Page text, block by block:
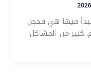
تبدأ فيها هي فحص
كثير من المشاكل